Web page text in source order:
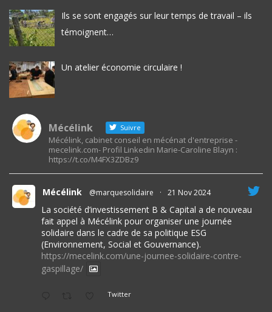
Ils se sont engagés sur leur temps de travail – ils
témoignent…
Un atelier économie circulaire !
Mécélink Suivre
Mécélink, cabinet conseil en mécénat d'entreprise -
mecelink.com- Profil Linkedin Marie-Caroline Blayn :
https://t.co/M4FX3ZDBz9
Mécélink @marquesolidaire · 21 Nov 2024
La société d’investissement B & Capital a de nouveau
fait appel à Mécélink pour organiser une journée
solidaire dans le cadre de sa politique ESG
(Environnement, Social et Gouvernance).
https://mecelink.com/une-journee-solidaire-contre-
gaspillage/
Twitter